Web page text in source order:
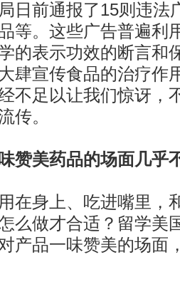
日前通报了15则违法
等。这些广告普遍利
的表示功效的断言和
肆宣传食品的治疗作
不足以让我们惊讶，
传。
赞美药品的场面几乎
身上、吃进嘴里，
么做才合适？留学美
产品一味赞美的场面